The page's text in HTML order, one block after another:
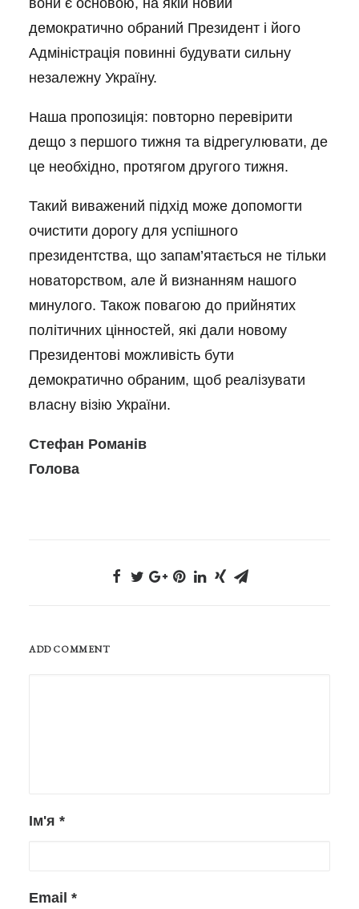
вони є основою, на якій новий
демократично обраний Президент і його
Адміністрація повинні будувати сильну
незалежну Україну.
Наша пропозиція: повторно перевірити
дещо з першого тижня та відрегулювати, де
це необхідно, протягом другого тижня.
Такий виважений підхід може допомогти
очистити дорогу для успішного
президентства, що запам’ятається не тільки
новаторством, але й визнанням нашого
минулого. Також повагою до прийнятих
політичних цінностей, які дали новому
Президентові можливість бути
демократично обраним, щоб реалізувати
власну візію України.
Стефан Романів
Голова
ADD COMMENT
Ім'я *
Email *